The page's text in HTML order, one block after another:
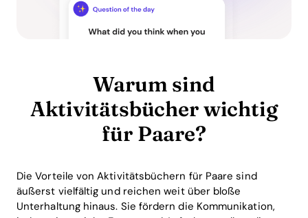
Warum sind
Aktivitätsbücher wichtig
für Paare?
Die Vorteile von Aktivitätsbüchern für Paare sind
äußerst vielfältig und reichen weit über bloße
Unterhaltung hinaus. Sie fördern die Kommunikation,